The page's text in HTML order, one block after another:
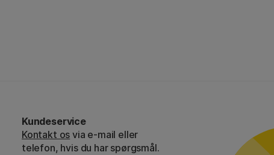
Kundeservice
Kontakt os via e-mail eller
telefon, hvis du har spørgsmål.